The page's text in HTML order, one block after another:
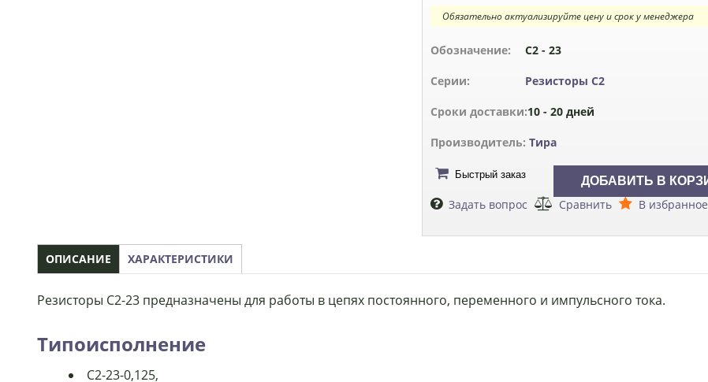
Обязательно актуализируйте цену и срок у менеджера
Обозначение: С2 - 23
Серии: Резисторы С2
Сроки доставки:10 - 20 дней
Производитель: Тира
Быстрый заказ
Задать вопрос Сравнить В избранное
ОПИСАНИЕ ХАРАКТЕРИСТИКИ
Резисторы С2-23 предназначены для работы в цепях постоянного, переменного и импульсного тока.
Типоисполнение
С2-23-0,125,